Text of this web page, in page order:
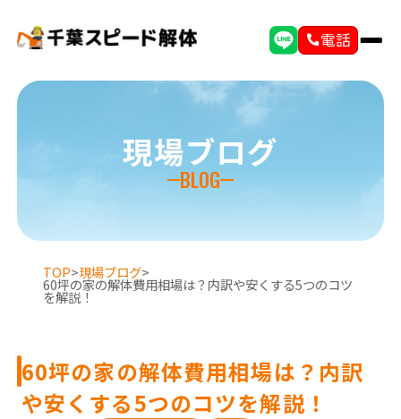
電話
現場ブログ
BLOG
TOP>現場ブログ>
60坪の家の解体費用相場は？内訳や安くする5つのコツ
を解説！
60坪の家の解体費用相場は？内訳
や安くする5つのコツを解説！